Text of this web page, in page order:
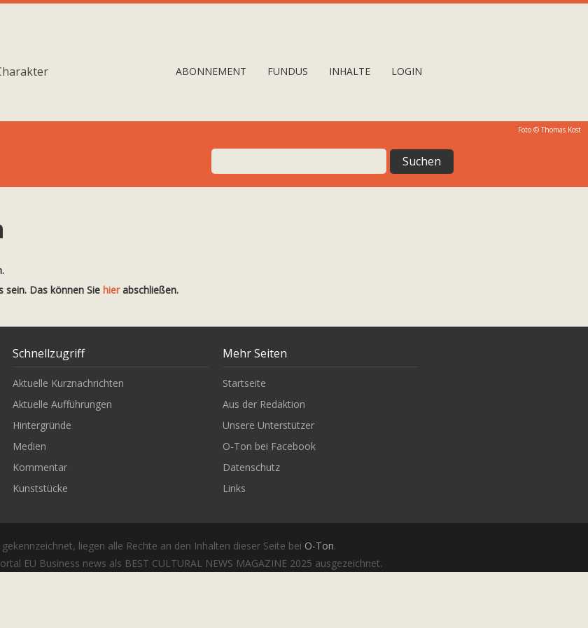
ABONNEMENT FUNDUS INHALTE LOGIN
Foto © Thomas Kost
sein. Das können Sie hierabschließen.
liegen alle Rechte an den Inhalten dieser Seite bei O-Ton.
EU Business news als BEST CULTURAL NEWS MAGAZINE 2025 ausgezeichnet.
Schnellzugriff
Aktuelle Kurznachrichten
Aktuelle Aufführungen
Hintergründe
Medien
Kommentar
Kunststücke
Mehr Seiten
Startseite
Aus der Redaktion
Unsere Unterstützer
O-Ton bei Facebook
Datenschutz
Links